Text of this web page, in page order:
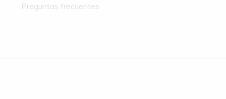
Preguntas frecuentes